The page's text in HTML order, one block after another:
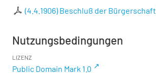
(4.4.1906) Beschluß der Bürgerschaft
Nutzungsbedingungen
LIZENZ
Public Domain Mark 1.0